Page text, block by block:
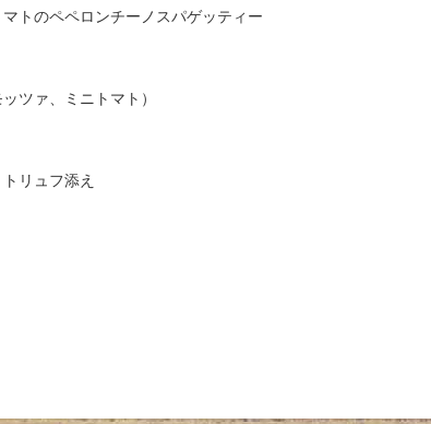
トのペペロンチーノスパゲッティー
ツァ、ミニトマト）
リュフ添え